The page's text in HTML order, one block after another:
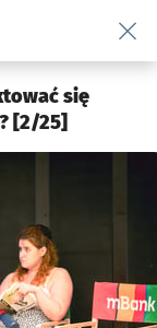
Kultura
się
[2/25]